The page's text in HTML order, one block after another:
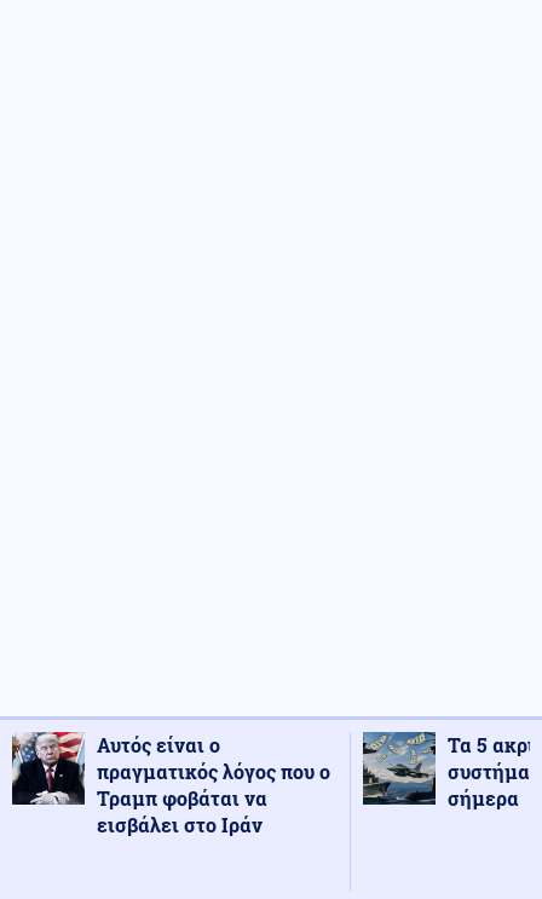
Αυτός είναι ο
πραγματικός λόγος που ο
Τραμπ φοβάται να
εισβάλει στο Ιράν
Τα 5
σήμερα